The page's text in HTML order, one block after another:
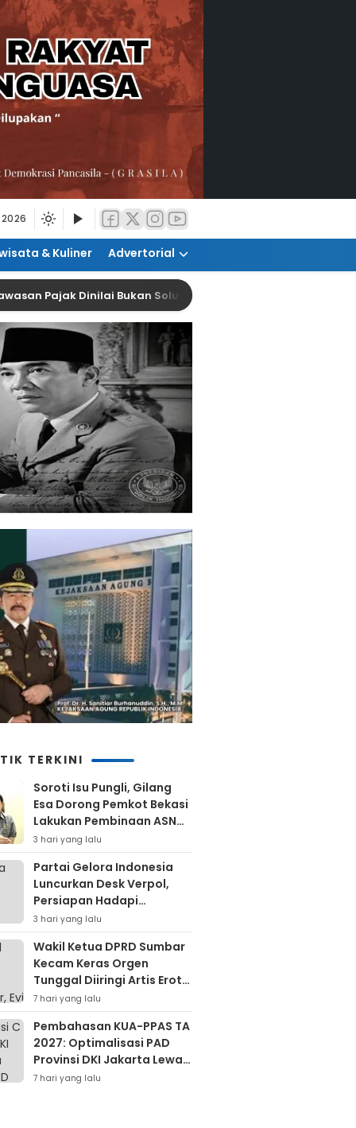
& Kuliner Advertorial
Dinilai Bukan Solusi Tingkatkan Kepatuhan
TERKINI
Soroti Isu Pungli, Gilang
Esa Dorong Pemkot Bekasi
Lakukan Pembinaan ASN
Hingga Bentuk Satgas
3 hari yang lalu
Partai Gelora Indonesia
Luncurkan Desk Verpol,
Persiapan Hadapi
Verifikasi KPU Untuk Pemilu
2029
3 hari yang lalu
Wakil Ketua DPRD Sumbar
Kecam Keras Orgen
Tunggal Diiringi Artis Erotis
Di Kuranji
7 hari yang lalu
Pembahasan KUA-PPAS TA
2027: Optimalisasi PAD
Provinsi DKI Jakarta Lewat
Retribusi Dan Pajak
7 hari yang lalu